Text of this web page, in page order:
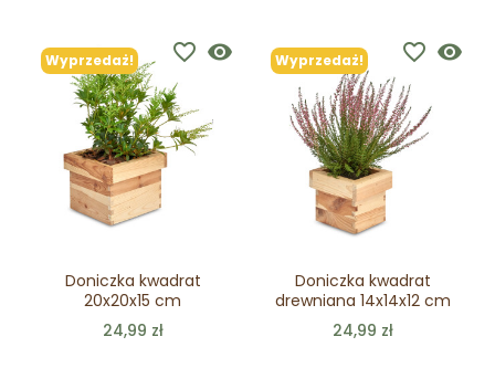
Wyprzedaż! visibility
favorite_border
Doniczka kwadrat
20x20x15 cm
24,99 zł
Wyprzedaż! visibility
favorite_border
Doniczka kwadrat
drewniana 14x14x12 cm
24,99 zł